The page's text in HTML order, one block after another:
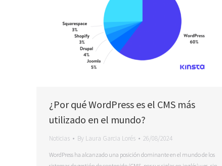
¿Por qué WordPress es el CMS más
utilizado en el mundo?
Noticias By Laura Garcia Lorés 26/08/2024
WordPress ha alcanzado una posición dominante en el mundo de los